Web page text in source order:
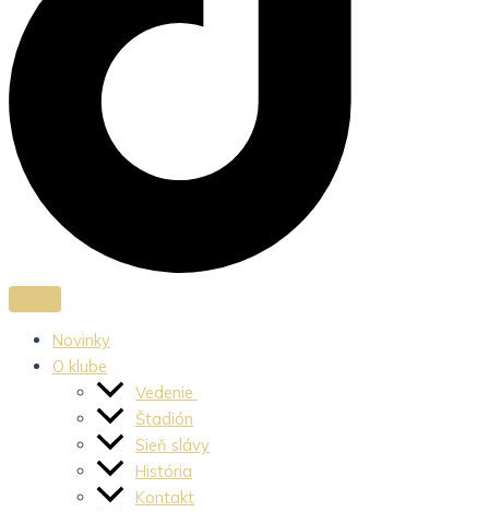
Novinky
O klube
Vedenie
Štadión
Sieň slávy
História
Kontakt